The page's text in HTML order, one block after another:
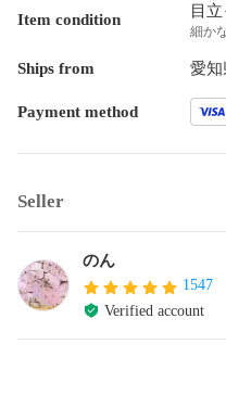
Item condition 目
細か
Ships from 愛知
Payment method
Seller
のん
1547
Verified account